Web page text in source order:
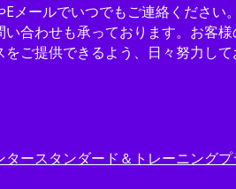
Eメールでいつでもご連絡ください
い合わせも承っております。お客様
をご提供できるよう、日々努力して
タースタンダード＆トレーニング